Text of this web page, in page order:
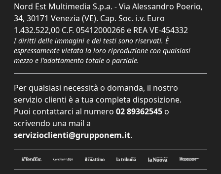
Nord Est Multimedia S.p.a. - Via Alessandro Poerio,
34, 30171 Venezia (VE). Cap. Soc. i.v. Euro
1.432.522,00 C.F. 05412000266 e REA VE-454332
I diritti delle immagini e dei testi sono riservati. È
espressamente vietata la loro riproduzione con qualsiasi
mezzo e l'adattamento totale o parziale.
Per qualsiasi necessità o domanda, il nostro
servizio clienti è a tua completa disposizione.
Puoi contattarci al numero 02 89362545 o
scrivendo una mail a
servizioclienti@grupponem.it.